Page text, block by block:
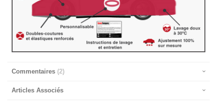
Commentaires 2
Articles Associés